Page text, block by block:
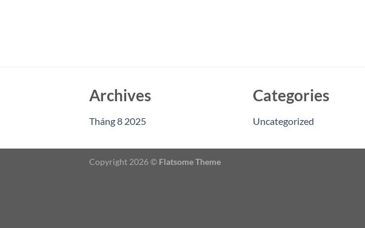
Archives
Tháng 8 2025
Categories
Uncategorized
Copyright 2026 © Flatsome Theme